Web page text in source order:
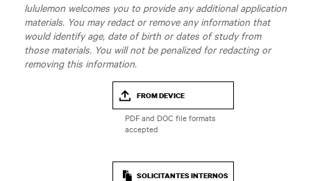
lululemon welcomes you to provide any additional application
materials. You may redact or remove any information that
would identify age, date of birth or dates of study from
those materials. You will not be penalized for redacting or
removing this information.
FROM DEVICE
SOLICITANTES INTERNOS